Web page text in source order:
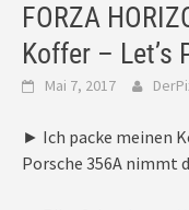
FORZA
Koffer – Let’s
Mai 7, 2017
► Ich packe meinen
Porsche 356A nimmt